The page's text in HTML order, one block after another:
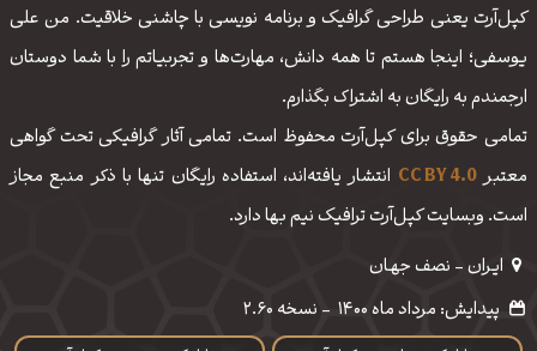
کپل‌آرت یعنی طراحی گرافیک و برنامه نویسی با چاشنی خلاقیت. من علی
یوسفی؛ اینجا هستم تا همه دانش، مهارت‌‌ها و تجربیاتم را با شما دوستان
ارجمندم به رایگان به اشتراک بگذارم.
تمامی حقوق برای کپل‌آرت محفوظ است. تمامی آثار گرافیکی تحت گواهی
معتبرCC BY 4.0 انتشار یافته‌اند، استفاده رایگان تنها با ذکر منبع مجاز
است. وبسایت کپل‌آرت ترافیک نیم بها دارد.
ایـران - نصف جهـان
پیدایش: مرداد ماه 1400 - نسخه 2.60